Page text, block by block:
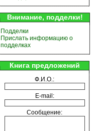
Внимание, подделки!
Подделки
Прислать информацию о
подделках
Книга предложений
Ф.И.О.:
E-mail:
Сообщение: